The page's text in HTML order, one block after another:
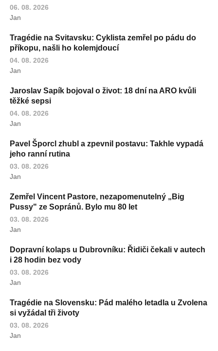
06. 08. 2026
Jan
Tragédie na Svitavsku: Cyklista zemřel po pádu do
příkopu, našli ho kolemjdoucí
04. 08. 2026
Jan
Jaroslav Sapík bojoval o život: 18 dní na ARO kvůli
těžké sepsi
04. 08. 2026
Jan
Pavel Šporcl zhubl a zpevnil postavu: Takhle vypadá
jeho ranní rutina
03. 08. 2026
Jan
Zemřel Vincent Pastore, nezapomenutelný „Big
Pussy" ze Sopránů. Bylo mu 80 let
03. 08. 2026
Jan
Dopravní kolaps u Dubrovníku: Řidiči čekali v autech
i 28 hodin bez vody
03. 08. 2026
Jan
Tragédie na Slovensku: Pád malého letadla u Zvolena
si vyžádal tři životy
03. 08. 2026
Jan